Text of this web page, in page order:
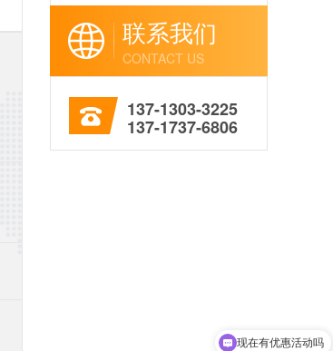
联系我们
CONTACT US
137-1303-3225
137-1737-6806
可以介绍下你们的产品么